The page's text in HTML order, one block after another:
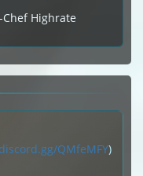
Highrate
discord.gg/QMfeMFY)